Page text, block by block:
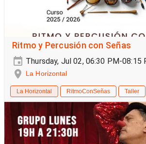
Ritmo y Percusión con Señas
Thursday, Jul 02, 06:30 PM-08:15
La Horizontal
La Horizontal RitmoConSeñas Taller